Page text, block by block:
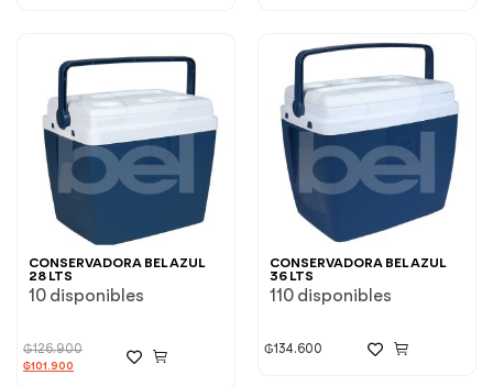
CONSERVADORA BEL AZUL
28 LTS
10 disponibles
₲126.900
₲101.900
CONSERVADORA BEL AZUL
36 LTS
110 disponibles
₲134.600